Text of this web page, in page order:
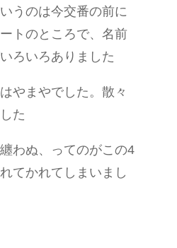
うのは今交番の前に
トのところで、名前
ろいろありました
やまやでした。散々
た
わぬ、ってのがこの4
てかれてしまいまし